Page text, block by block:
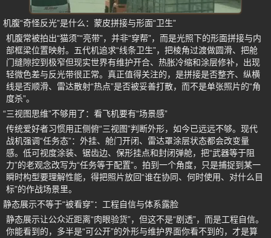
机腹“奇怪反光”是什么：蒙皮拼接与形面“卫生”
机腹常被拍出“猫须”“亮带”，并非“穿帮”，而是光照下的形面拼接与内
部框梁位置映射。五代机追求“线条卫生”，把棱角过渡做圆滑、把舱
门缝隙控到极窄但现实世界有维护开合、热胀冷缩和涂层修补，出现
轻微色差与反光带很正常。真正值得关注的，是拼接是否整齐、纵横
线是否顺滑、雷达散射“热点”是否被妥善打散，而不是单张照片的“角
度杀”。
“三视图思维”不够用了：看飞机要有“场景感”
传统爱好者习惯用正侧俯“三视图”判断外形，如今已远远不够。现代
战机强调“任务态”：外挂、舱门开闭、雷达罩涂层状态都会改变量
感。低可视度涂装、锯齿边、保形挂点和封闭弹舱，把“武器等于阻
力”的老观念改写为“任务等于配置”。拍到一个角度，只是捕捉到某一
瞬时构型要理解性能，得把照片放回“谁在协同、何时使用、对什么目
标”的作战场景里。
静态展示不等于“被看穿”：工程自信与体系露脸
静态展示让公众近距离“肉眼验货”，但这不是“剧透”，而是工程自信。
你能看到的，多半是“可公开”的外形与维护界面你看不到的，才是算